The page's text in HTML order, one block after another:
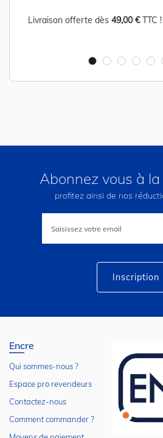
Livraison offerte dès 49,00 €TTC !
Abonnez vous à
profitez ainsi de nos
lettre
Inscription
Encre
Qui sommes-nous ?
Espace pro revendeurs
Contactez-nous
Comment commander ?